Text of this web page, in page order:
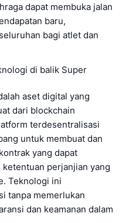
dapat membuka jalan
baru,
bagi atlet dan
di balik Super
aset digital yang
dari blockchain
terdesentralisasi
untuk membuat dan
yang dapat
perjanjian yang
Teknologi ini
tanpa memerlukan
dan keamanan dalam